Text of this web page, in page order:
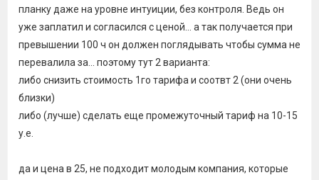
планку даже на уровне интуиции, без контроля. Ведь он
уже заплатил и согласился с ценой... а так получается при
превышении 100 ч он должен поглядывать чтобы сумма не
перевалила за... поэтому тут 2 варианта:
либо снизить стоимость 1го тарифа и соотвт 2 (они очень
близки)
либо (лучше) сделать еще промежуточный тариф на 10-15
у.е.
да и цена в 25, не подходит молодым компания, которые